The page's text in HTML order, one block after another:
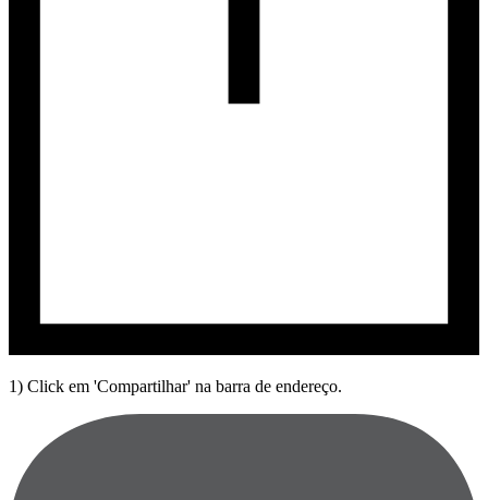
1) Click em 'Compartilhar' na barra de endereço.